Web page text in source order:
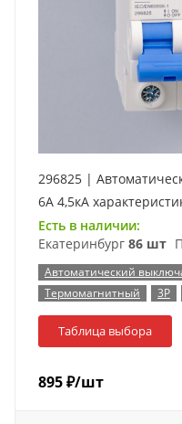
296825 |
6А 4,5кА
Есть в наличии:
Екатеринбург 86 шт
Автоматический
Термомагнитный
3P
Таблица выбора
895₽/шт